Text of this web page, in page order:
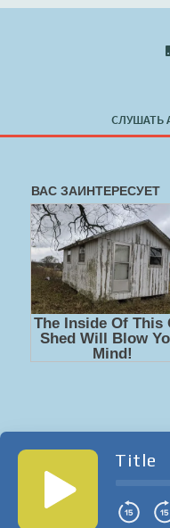
мир, на котором
Слушать 🔊 mp3 (мп3)
регистрации на лучшем
СЛУШАТЬ
Title